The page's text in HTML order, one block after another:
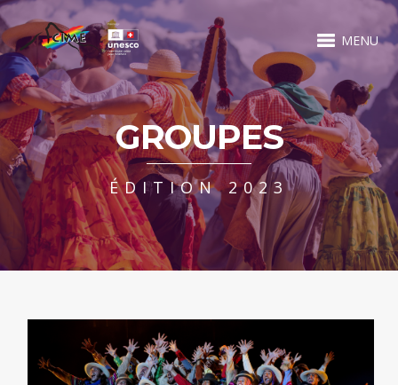
MENU
GROUPES
ÉDITION 2023